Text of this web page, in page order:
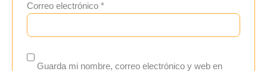
Correo electrónico*
Guarda mi nombre, correo electrónico y web en